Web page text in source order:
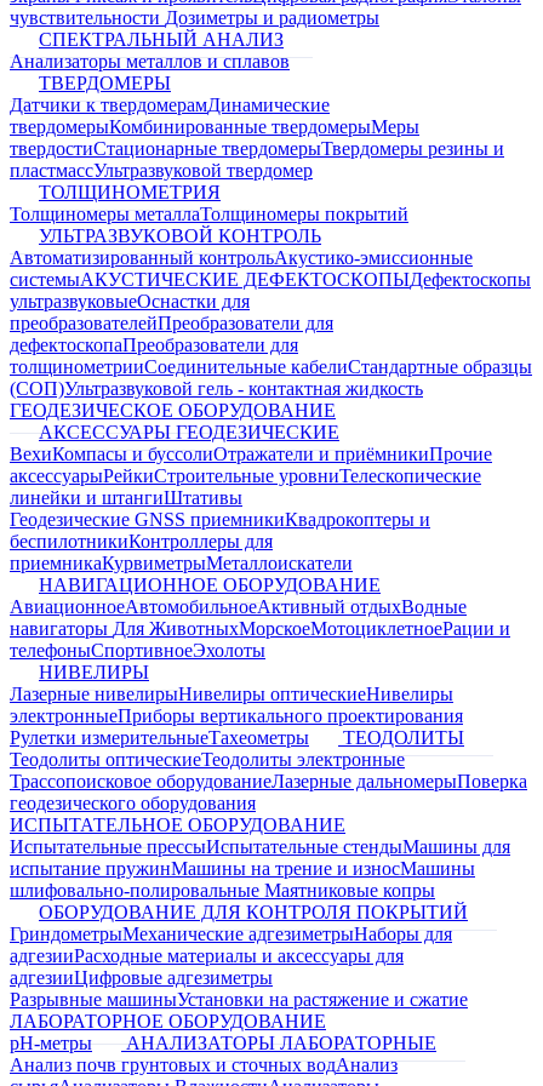
чувствительности Дозиметры и радиометры
СПЕКТРАЛЬНЫЙ АНАЛИЗ
Анализаторы металлов и сплавов
ТВЕРДОМЕРЫ
Датчики к твердомерамДинамические
твердомерыКомбинированные твердомерыМеры
твердостиСтационарные твердомерыТвердомеры резины и
пластмассУльтразвуковой твердомер
ТОЛЩИНОМЕТРИЯ
Толщиномеры металлаТолщиномеры покрытий
УЛЬТРАЗВУКОВОЙ КОНТРОЛЬ
Автоматизированный контрольАкустико-эмиссионные
системыАКУСТИЧЕСКИЕ ДЕФЕКТОСКОПЫДефектоскопы
ультразвуковыеОснастки для
преобразователейПреобразователи для
дефектоскопаПреобразователи для
толщинометрииСоединительные кабелиСтандартные образцы
(СОП)Ультразвуковой гель - контактная жидкость
ГЕОДЕЗИЧЕСКОЕ ОБОРУДОВАНИЕ
АКСЕССУАРЫ ГЕОДЕЗИЧЕСКИЕ
ВехиКомпасы и буссолиОтражатели и приёмникиПрочие
аксессуарыРейкиСтроительные уровниТелескопические
линейки и штангиШтативы
Геодезические GNSS приемникиКвадрокоптеры и
беспилотникиКонтроллеры для
приемникаКурвиметрыМеталлоискатели
НАВИГАЦИОННОЕ ОБОРУДОВАНИЕ
АвиационноеАвтомобильноеАктивный отдыхВодные
навигаторы Для ЖивотныхМорскоеМотоциклетноеРации и
телефоныСпортивноеЭхолоты
НИВЕЛИРЫ
Лазерные нивелирыНивелиры оптическиеНивелиры
электронныеПриборы вертикального проектирования
Рулетки измерительныеТахеометры
ТЕОДОЛИТЫ
Теодолиты оптическиеТеодолиты электронные
Трассопоисковое оборудованиеЛазерные дальномерыПоверка
геодезического оборудования
ИСПЫТАТЕЛЬНОЕ ОБОРУДОВАНИЕ
Испытательные прессыИспытательные стендыМашины для
испытание пружинМашины на трение и износМашины
шлифовально-полировальные Маятниковые копры
ОБОРУДОВАНИЕ ДЛЯ КОНТРОЛЯ ПОКРЫТИЙ
ГриндометрыМеханические адгезиметрыНаборы для
адгезииРасходные материалы и аксессуары для
адгезииЦифровые адгезиметры
Разрывные машиныУстановки на растяжение и сжатие
ЛАБОРАТОРНОЕ ОБОРУДОВАНИЕ
pH-метры
АНАЛИЗАТОРЫ ЛАБОРАТОРНЫЕ
Анализ почв грунтовых и сточных водАнализ